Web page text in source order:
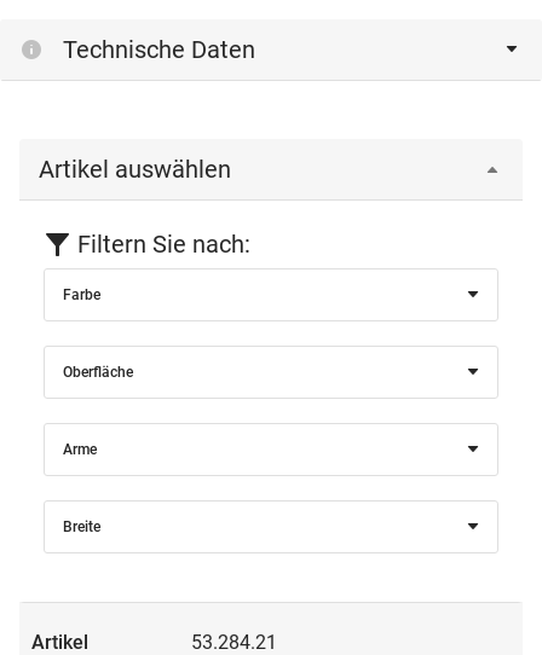
herunterladen zu können.
Technische Daten
Artikel auswählen
Filtern Sie nach:
Farbe
Oberfläche
Arme
Breite
53.284.21